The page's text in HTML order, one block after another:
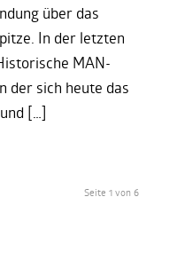
über das
In der letzten
MAN-
der sich heute das
[…]
Seite 1 von 6